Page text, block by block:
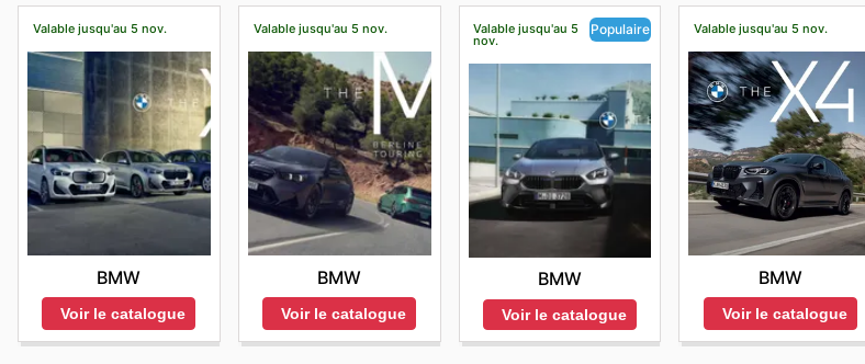
Valable jusqu'au 5 nov.
BMW
Voir le catalogue
Valable jusqu'au 5 nov.
BMW
Voir le catalogue
Valable jusqu'au 5
nov.
Populaire
BMW
Voir le catalogue
Valable jusqu'au 5 nov.
BMW
Voir le catalogue